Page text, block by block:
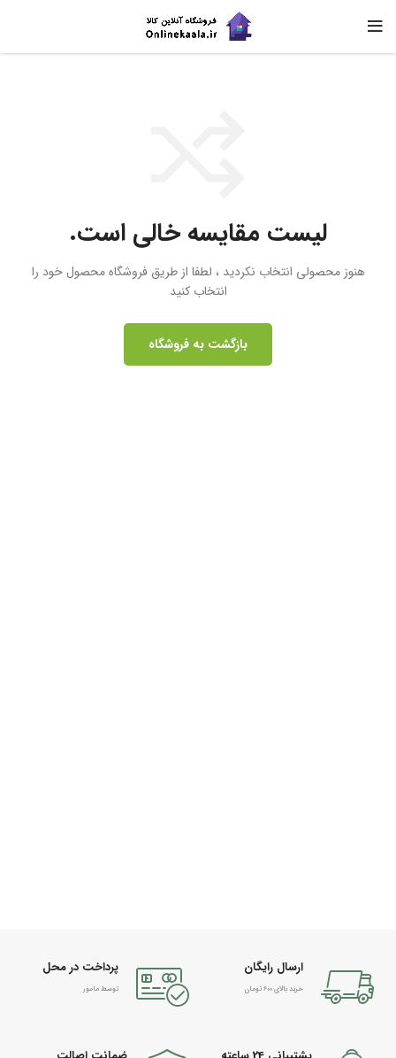
لیست مقایسه خالی است.
هنوز محصولی انتخاب نکردید ، لطفا از طریق فروشگاه محصول خود را
انتخاب کنید
بازگشت به فروشگاه
ارسال رایگان
خرید بالای 600 تومان
پرداخت در محل
توسط مامور